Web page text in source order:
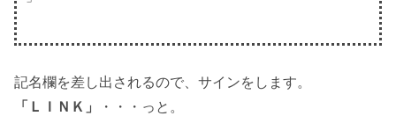
記名欄を差し出されるので、サインをします。
「ＬＩＮＫ」
・・・っと。